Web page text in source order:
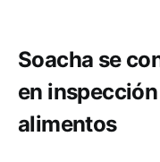
Soacha se
en
alimentos